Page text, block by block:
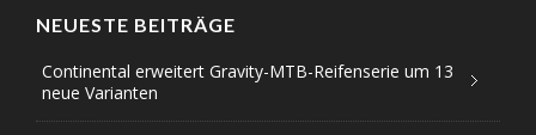
NEUESTE BEITRÄGE
Continental erweitert Gravity-MTB-Reifenserie um 13
neue Varianten